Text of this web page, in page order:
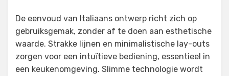
De eenvoud van Italiaans ontwerp richt zich op
gebruiksgemak, zonder af te doen aan esthetische
waarde. Strakke lijnen en minimalistische lay-outs
zorgen voor een intuïtieve bediening, essentieel in
een keukenomgeving. Slimme technologie wordt